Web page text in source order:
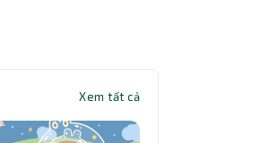
Xem tất cả